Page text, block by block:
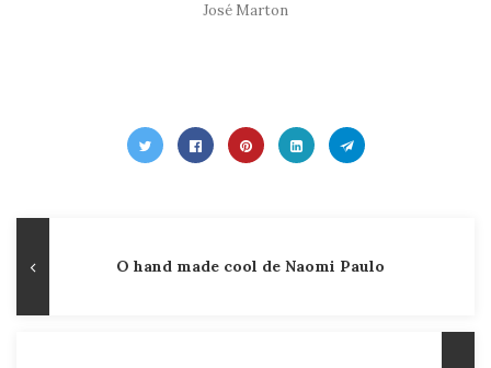
José Marton
de
Post
Publicação
O hand made cool de Naomi Paulo